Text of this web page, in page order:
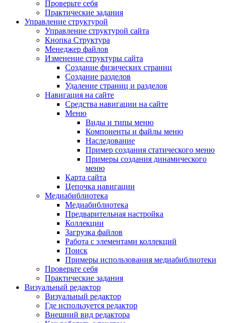
Проверьте себя
Практические задания
Управление структурой
Управление структурой сайта
Кнопка Структура
Менеджер файлов
Изменение структуры сайта
Создание физических страниц
Создание разделов
Удаление страниц и разделов
Навигация на сайте
Средства навигации на сайте
Меню
Виды и типы меню
Компоненты и файлы меню
Наследование
Пример создания статического меню
Примеры создания динамического
меню
Карта сайта
Цепочка навигации
Медиабиблиотека
Медиабиблиотека
Предварительная настройка
Коллекции
Загрузка файлов
Работа с элементами коллекций
Поиск
Примеры использования медиабиблиотеки
Проверьте себя
Практические задания
Визуальный редактор
Визуальный редактор
Где используется редактор
Внешний вид редактора